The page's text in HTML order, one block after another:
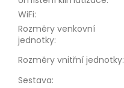
WiFi:
Rozměry venkovní
jednotky:
Rozměry vnitřní jednotky:
Sestava: